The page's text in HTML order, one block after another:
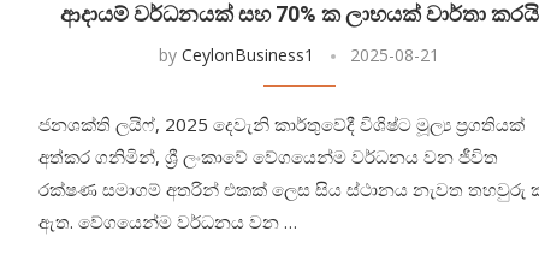
ආදායම් වර්ධනයක් සහ 70% ක ලාභයක් වාර්තා කරයි
byCeylonBusiness1 2025-08-21
ජනශක්ති ලයිෆ්, 2025 දෙවැනි කාර්තුවේදී විශිෂ්ට මූල්‍ය ප්‍රගතියක්
අත්කර ගනිමින්, ශ්‍රී ලංකාවේ වේගයෙන්ම වර්ධනය වන ජීවිත
රක්ෂණ සමාගම් අතරින් එකක් ලෙස සිය ස්ථානය නැවත තහවුරු
ඇත. වේගයෙන්ම වර්ධනය වන …